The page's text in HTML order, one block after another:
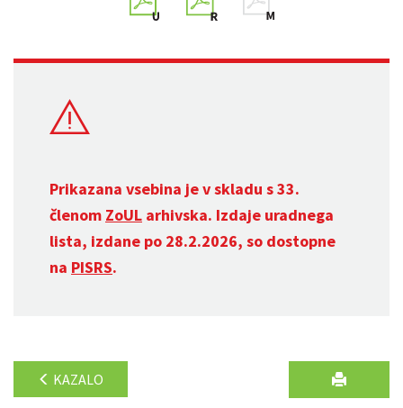
Prikazana vsebina je v skladu s 33.
členom ZoUL arhivska. Izdaje uradnega
lista, izdane po 28.2.2026, so dostopne
na PISRS.
KAZALO